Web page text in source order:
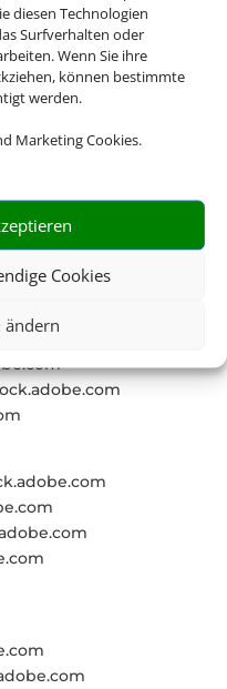
diesen Technologien
Surfverhalten oder
Wenn Sie ihre
können bestimmte
werden.
Marketing Cookies.
Cookies
ändern